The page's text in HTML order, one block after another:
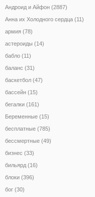
Андроид и Айфон (2887)
Анна их Холодного сердца (11)
армия (78)
астероиды (14)
бабло (11)
баланс (31)
баскетбол (47)
бассейн (15)
бегалки (161)
Беременные (15)
бесплатные (785)
бессмертные (49)
бизнес (33)
бильярд (16)
блоки (396)
бог (30)